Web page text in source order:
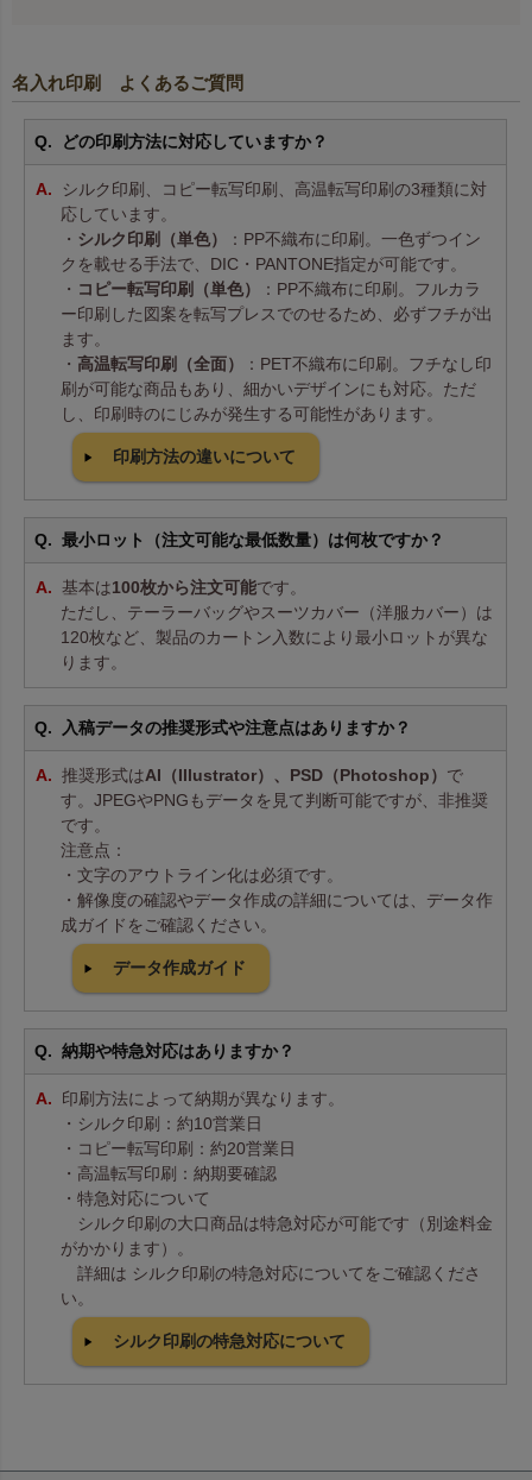
名入れ印刷 よくあるご質問
どの印刷方法に対応していますか？
シルク印刷、コピー転写印刷、高温転写印刷の3種類に対
応しています。
・ シルク印刷（単色）
：PP不織布に印刷。一色ずつイン
クを載せる手法で、DIC・PANTONE指定が可能です。
・ コピー転写印刷（単色）
：PP不織布に印刷。フルカラ
ー印刷した図案を転写プレスでのせるため、必ずフチが出
ます。
・ 高温転写印刷（全面）
：PET不織布に印刷。フチなし印
刷が可能な商品もあり、細かいデザインにも対応。ただ
し、印刷時のにじみが発生する可能性があります。
印刷方法の違いについて
最小ロット（注文可能な最低数量）は何枚ですか？
基本は100枚から注文可能です。
ただし、テーラーバッグやスーツカバー（洋服カバー）は
120枚など、製品のカートン入数により最小ロットが異な
ります。
入稿データの推奨形式や注意点はありますか？
推奨形式はAI（Illustrator）、PSD（Photoshop） で
す。JPEGやPNGもデータを見て判断可能ですが、非推奨
です。
注意点：
・文字のアウトライン化は必須です。
・解像度の確認やデータ作成の詳細については、データ作
成ガイドをご確認ください。
データ作成ガイド
納期や特急対応はありますか？
印刷方法によって納期が異なります。
・シルク印刷：約10営業日
・コピー転写印刷：約20営業日
・高温転写印刷：納期要確認
・特急対応について
シルク印刷の大口商品は特急対応が可能です（別途料金
がかかります）。
詳細は シルク印刷の特急対応についてをご確認くださ
い。
シルク印刷の特急対応について